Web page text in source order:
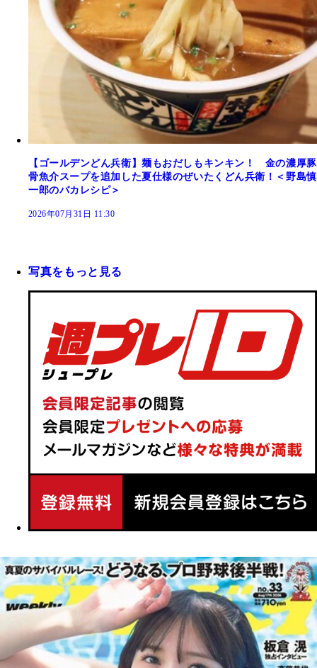
【ゴールデンどん兵衛】麺もおだしもキンキン！ 金の濃厚豚
骨魚介スープを追加した夏仕様のぜいたくどん兵衛！＜野島慎
一郎のバカレシピ＞
2026年07月31日 11:30
写真をもっと見る